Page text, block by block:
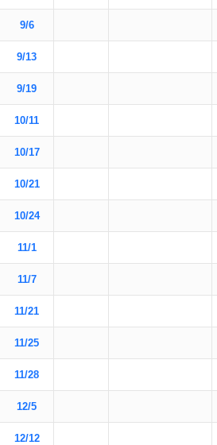
9/6
9/13
9/19
10/11
10/17
10/21
10/24
11/1
11/7
11/21
11/25
11/28
12/5
12/12